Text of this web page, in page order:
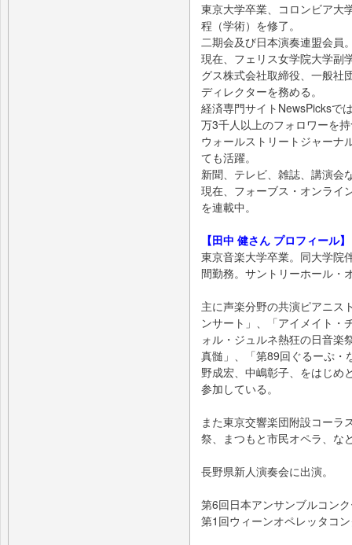
東京大学卒業、コロンビア大
程（学術）を修了。
二期会及び日本演奏連盟会員
現在、フェリス女学院大学副
グス株式会社取締役、一般社
ディレクターを務める。
経済専門サイトNewsPicksで
万3千人以上のフォロワーを
ウォールストリートジャーナ
ても活躍。
新聞、テレビ、雑誌、講演会
現在、フォーブス・オンライ
を連載中。
【田中 健さん プロフィール】
東京音楽大学卒業。同大学院
間勤務。サントリーホール・
主に声楽分野の共演ピアニス
ンサート」、「アイメイト・
ォル・ジュルネ熱狂の日音楽
真髄」、「第89回ぐるーぷ・
野成宏、中嶋彰子、をはじめ
参加している。
また東京交響楽団附設コーラ
祭、まつもと市民オペラ、な
長野県新人演奏会に出演。
第6回日本アンサンブルコン
第1回ウィーンオペレッタコ